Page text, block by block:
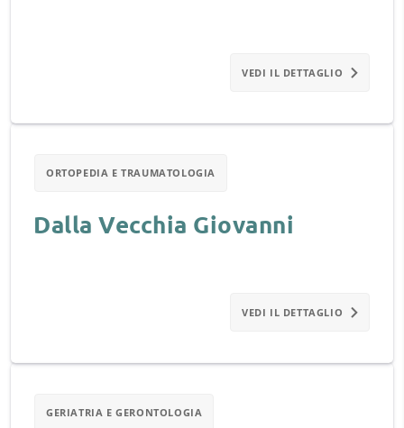
VEDI IL DETTAGLIO
ORTOPEDIA E TRAUMATOLOGIA
Dalla Vecchia Giovanni
VEDI IL DETTAGLIO
GERIATRIA E GERONTOLOGIA